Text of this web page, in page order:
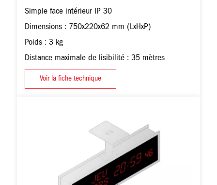
Simple face intérieur IP 30
Dimensions : 750x220x62 mm (LxHxP)
Poids : 3 kg
Distance maximale de lisibilité : 35 mètres
Voir la fiche technique